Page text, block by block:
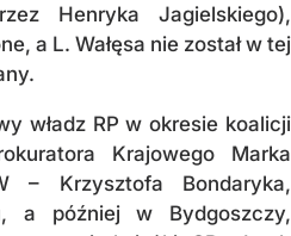
Henryka Jagielskiego),
a L. Wałęsa nie został w tej
władz RP w okresie koalicji
Krajowego Marka
– Krzysztofa Bondaryka,
a później w Bydgoszczy,